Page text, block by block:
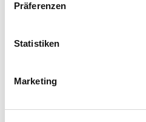
Präferenzen
Statistiken
Marketing
Mounting and Installation
Other Specifications